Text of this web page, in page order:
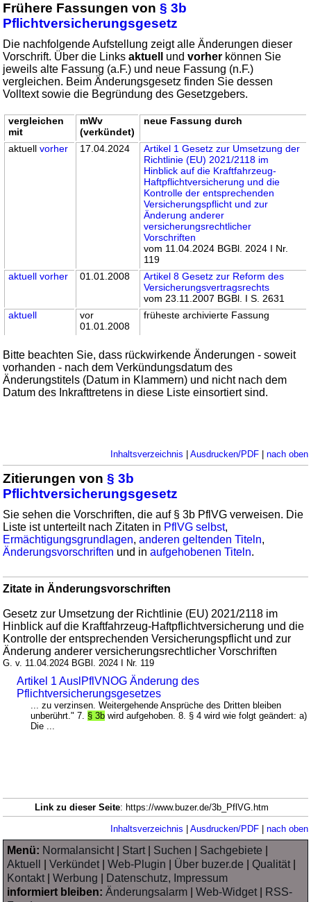
Frühere Fassungen von§ 3b
Pflichtversicherungsgesetz
Die nachfolgende Aufstellung zeigt alle Änderungen dieser
Vorschrift. Über die Linksaktuell undvorher können Sie
jeweils alte Fassung (a.F.) und neue Fassung (n.F.)
vergleichen. Beim Änderungsgesetz finden Sie dessen
Volltext sowie die Begründung des Gesetzgebers.
vergleichen
mit
mWv
(verkündet)
neue Fassung durch
aktuellvorher 17.04.2024
Artikel 1 Gesetz zur Umsetzung der
Richtlinie (EU) 2021/2118 im
Hinblick auf die Kraftfahrzeug-
Haftpflichtversicherung und die
Kontrolle der entsprechenden
Versicherungspflicht und zur
Änderung anderer
versicherungsrechtlicher
Vorschriften
vom 11.04.2024 BGBl. 2024 I Nr.
119
aktuell vorher 01.01.2008
Artikel 8 Gesetz zur Reform des
Versicherungsvertragsrechts
vom 23.11.2007 BGBl. I S. 2631
aktuell
vor
01.01.2008
früheste archivierte Fassung
Bitte beachten Sie, dass rückwirkende Änderungen - soweit
vorhanden - nach dem Verkündungsdatum des
Änderungstitels (Datum in Klammern) und nicht nach dem
Datum des Inkrafttretens in diese Liste einsortiert sind.
Inhaltsverzeichnis Ausdrucken/PDF| nach oben
Zitierungen von§ 3b
Pflichtversicherungsgesetz
Sie sehen die Vorschriften, die auf § 3b PflVG verweisen. Die
Liste ist unterteilt nach Zitaten in PflVG selbst,
Ermächtigungsgrundlagen,anderen geltenden Titeln,
Änderungsvorschriften und inaufgehobenen Titeln.
Zitate in Änderungsvorschriften
Gesetz zur Umsetzung der Richtlinie (EU) 2021/2118 im
Hinblick auf die Kraftfahrzeug-Haftpflichtversicherung und die
Kontrolle der entsprechenden Versicherungspflicht und zur
Änderung anderer versicherungsrechtlicher Vorschriften
G. v. 11.04.2024 BGBl. 2024 I Nr. 119
Artikel 1 AuslPflVNOG Änderung des
Pflichtversicherungsgesetzes
... zu verzinsen. Weitergehende Ansprüche des Dritten bleiben
unberührt." 7. § 3b wird aufgehoben. 8. § 4 wird wie folgt geändert: a)
Die ...
Link zu dieser Seite: https://www.buzer.de/3b_PflVG.htm
Inhaltsverzeichnis Ausdrucken/PDF| nach oben
Menü: Normalansicht| Start| Suchen Sachgebiete
Aktuell
|Verkündet|Web-Plugin Über buzer.de |Qualität|
Kontakt|Werbung
Datenschutz, Impressum
informiert bleiben: Änderungsalarm |Web-Widget|
RSS-